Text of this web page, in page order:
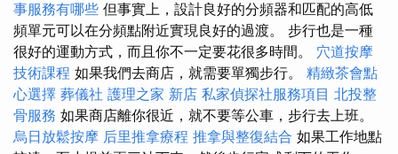
事服務有哪些 但事實上，設計良好的分頻器和匹配的高低
頻單元可以在分頻點附近實現良好的過渡。 步行也是一種
很好的運動方式，而且你不一定要花很多時間。 穴道按摩
技術課程 如果我們去商店，就需要單獨步行。 精緻茶會點
心選擇 葬儀社 護理之家 新店 私家偵探社服務項目 北投整
骨服務 如果商店離你很近，就不要等公車，步行去上班。
烏日放鬆按摩 后里推拿療程 推拿與整復結合 如果工作地點